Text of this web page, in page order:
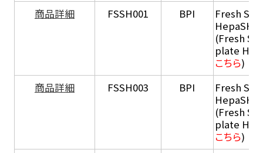
商品詳細 FSSH001 BPI
Fresh
HepaSH®
(Fresh
plate
こちら)
商品詳細
FSSH003 BPI
Fresh
HepaSH®
(Fresh
plate
こちら)